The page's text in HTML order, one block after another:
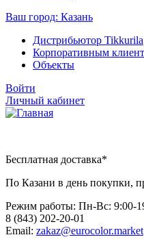
Ваш город: Казань
Дистрибьютор Tikkurila
Корпоративным
Объекты
Войти
Личный кабинет
Бесплатная доставка*
По Казани в день покупки,
Режим работы: Пн-Вc: 9:00-
8 (843) 202-20-01
Email: zakaz@eurocolor.market